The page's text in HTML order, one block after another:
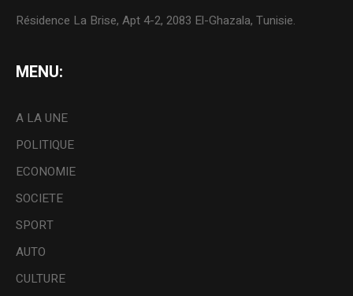
Résidence La Brise, Apt 4-2, 2083 El-Ghazala, Tunisie.
MENU:
A LA UNE
POLITIQUE
ECONOMIE
SOCIETE
SPORT
AUTO
CULTURE